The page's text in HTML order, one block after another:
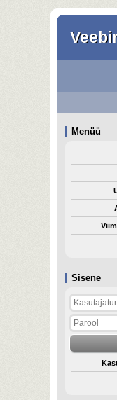
Sisene
Menüü